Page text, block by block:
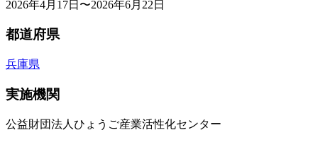
2026年4月17日〜2026年6月22日
都道府県
兵庫県
実施機関
公益財団法人ひょうご産業活性化センター